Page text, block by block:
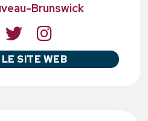
Brunswick
SITE WEB